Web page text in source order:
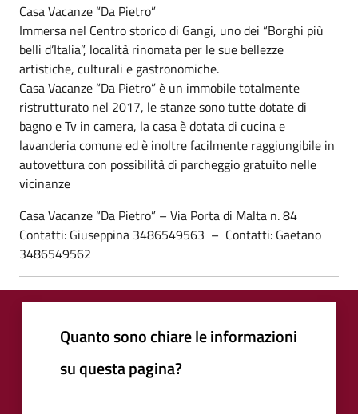
Casa Vacanze “Da Pietro”
Immersa nel Centro storico di Gangi, uno dei “Borghi più
belli d’Italia”, località rinomata per le sue bellezze
artistiche, culturali e gastronomiche.
Casa Vacanze “Da Pietro” è un immobile totalmente
ristrutturato nel 2017, le stanze sono tutte dotate di
bagno e Tv in camera, la casa è dotata di cucina e
lavanderia comune ed è inoltre facilmente raggiungibile in
autovettura con possibilità di parcheggio gratuito nelle
vicinanze
Casa Vacanze “Da Pietro” – Via Porta di Malta n. 84
Contatti: Giuseppina 3486549563 – Contatti: Gaetano
3486549562
Quanto sono chiare le informazioni
su questa pagina?